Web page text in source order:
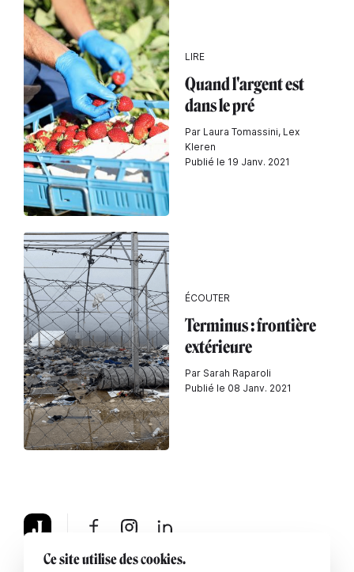
LIRE
Quand l'argent est
dans le pré
Par Laura Tomassini, Lex
Kleren
Publié le 19 Janv. 2021
ÉCOUTER
Terminus : frontière
extérieure
Par Sarah Raparoli
Publié le 08 Janv. 2021
À propos Mentions légales Contactez-nous
Ce site utilise des cookies.